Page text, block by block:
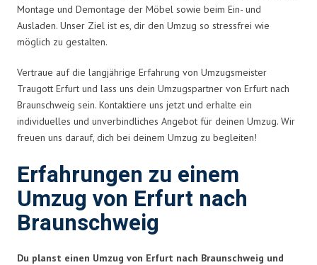
Montage und Demontage der Möbel sowie beim Ein- und
Ausladen. Unser Ziel ist es, dir den Umzug so stressfrei wie
möglich zu gestalten.
Vertraue auf die langjährige Erfahrung von Umzugsmeister
Traugott Erfurt und lass uns dein Umzugspartner von Erfurt nach
Braunschweig sein. Kontaktiere uns jetzt und erhalte ein
individuelles und unverbindliches Angebot für deinen Umzug. Wir
freuen uns darauf, dich bei deinem Umzug zu begleiten!
Erfahrungen zu einem
Umzug von Erfurt nach
Braunschweig
Du planst einen Umzug von Erfurt nach Braunschweig und